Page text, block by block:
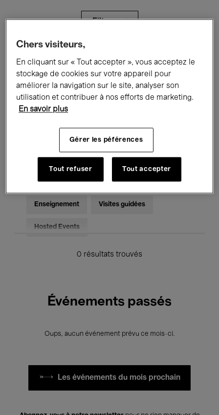
Filtres
Expositions Films Performances
Rencontres & Débats Jazz
Musique électronique
Pour tous Kids’ Palace
Enseignement Visites guidées
Hosted Events
0 résultats trouvés
Événements passés
Oups, aucun événement prévu ce mois-ci.
Les événements du mois prochain
Chers visiteurs,
En cliquant sur « Tout accepter », vous acceptez le
stockage de cookies sur votre appareil pour
améliorer la navigation sur le site, analyser son
utilisation et contribuer à nos efforts de marketing.
En savoir plus
Gérer les péférences
Tout refuser Tout accepter